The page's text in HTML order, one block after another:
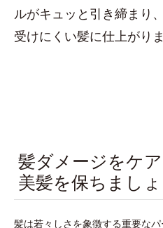
ルがキュッと引き締まり
受けにくい髪に仕上がりま
髪ダメージをケ
美髪を保ちましょ
髪は若々しさを象徴する重要な